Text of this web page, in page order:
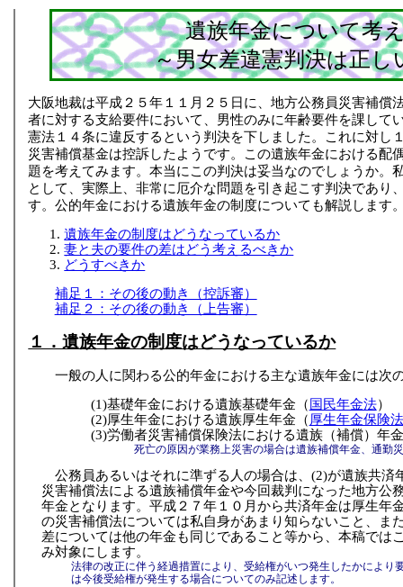
遺族年金について考
～男女差違憲判決は正し
大阪地裁は平成２５年１１月２５日に、地方公務員災害補償
者に対する支給要件において、男性のみに年齢要件を課して
憲法１４条に違反するという判決を下しました。これに対し
災害補償基金は控訴したようです。この遺族年金における配
題を考えてみます。本当にこの判決は妥当なのでしょうか。
として、実際上、非常に厄介な問題を引き起こす判決であり
す。公的年金における遺族年金の制度についても解説します
遺族年金の制度はどうなっているか
妻と夫の要件の差はどう考えるべきか
どうすべきか
補足１：その後の動き（控訴審）
補足２：その後の動き（上告審）
１．遺族年金の制度はどうなっているか
一般の人に関わる公的年金における主な遺族年金には次
(1)基礎年金における遺族基礎年金（国民年金法）
(2)厚生年金における遺族厚生年金（ 厚生年金保険法
(3)労働者災害補償保険法における遺族（補償）年
死亡の原因が業務上災害の場合は遺族補償年金、通勤
公務員あるいはそれに準ずる人の場合は、(2)が遺族共済
災害補償法による遺族補償年金や今回裁判になった地方公
年金となります。平成２７年１０月から共済年金は厚生年
の災害補償法については私自身があまり知らないこと、ま
差については他の年金も同じであること等から、本稿では
み対象にします。
法律の改正に伴う経過措置により、受給権がいつ発生したかにより
は今後受給権が発生する場合についてのみ記述します。